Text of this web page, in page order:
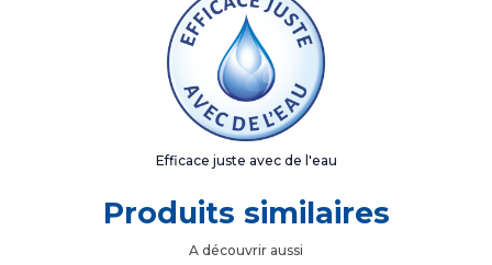
Efficace juste avec de l'eau
Produits similaires
A découvrir aussi